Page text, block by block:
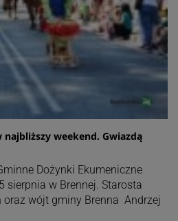
weekend. Gwiazdą
Dożynki Ekumeniczne
sierpnia w Brennej. Starosta
wójt gminy Brenna Andrzej